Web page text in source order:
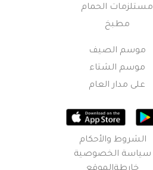
مستلزمات الحمام
مطبخ
موسم الصيف
موسم الشتاء
على مدار العام
الشروط والأحكام
سياسة الخصوصية